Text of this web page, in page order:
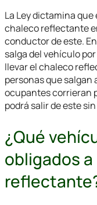
La Ley dictamina
chaleco reflectante
conductor de este.
salga del vehículo
llevar el chaleco
personas que salgan
ocupantes corrieran
podrá salir de este
¿Qué
obligados